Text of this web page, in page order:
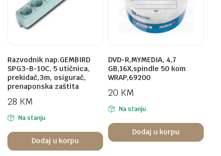
Razvodnik nap.GEMBIRD
SPG3-B-10C, 5 utičnica,
prekidač,3m, osigurač,
prenaponska zaštita
28 KM
Na stanju
Dodaj u korpu
DVD-R,MYMEDIA, 4,7
GB,16X,spindle 50 kom
WRAP,69200
20 KM
Na stanju
Dodaj u korpu